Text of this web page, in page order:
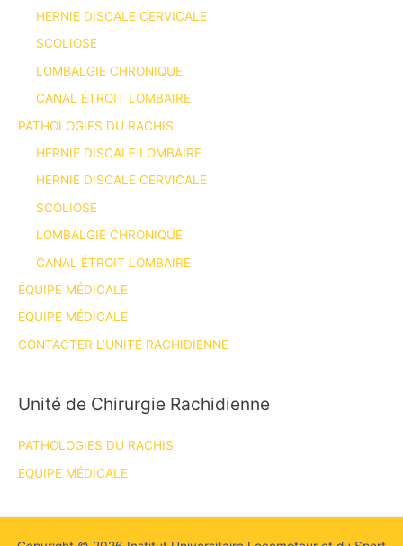
HERNIE DISCALE CERVICALE
SCOLIOSE
LOMBALGIE CHRONIQUE
CANAL ÉTROIT LOMBAIRE
PATHOLOGIES DU RACHIS
HERNIE DISCALE LOMBAIRE
HERNIE DISCALE CERVICALE
SCOLIOSE
LOMBALGIE CHRONIQUE
CANAL ÉTROIT LOMBAIRE
ÉQUIPE MÉDICALE
ÉQUIPE MÉDICALE
CONTACTER L’UNITÉ RACHIDIENNE
Unité de Chirurgie Rachidienne
PATHOLOGIES DU RACHIS
ÉQUIPE MÉDICALE